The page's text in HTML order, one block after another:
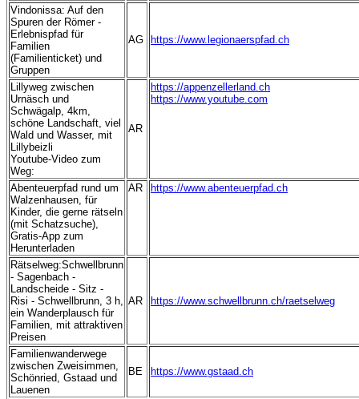
Vindonissa: Auf den
Spuren der Römer -
Erlebnispfad für
Familien
(Familienticket) und
Gruppen
AG https://www.legionaerspfad.ch
Lillyweg zwischen
Urnäsch und
Schwägalp, 4km,
schöne Landschaft, viel
Wald und Wasser, mit
Lillybeizli
Youtube-Video zum
Weg:
AR
https://appenzellerland.ch
https://www.youtube.com
Abenteuerpfad rund um
Walzenhausen, für
Kinder, die gerne rätseln
(mit Schatzsuche),
Gratis-App zum
Herunterladen
AR https://www.abenteuerpfad.ch
Rätselweg:Schwellbrunn
- Sagenbach -
Landscheide - Sitz -
Risi - Schwellbrunn, 3 h,
ein Wanderplausch für
Familien, mit attraktiven
Preisen
AR https://www.schwellbrunn.ch/raetselweg
Familienwanderwege
zwischen Zweisimmen,
Schönried, Gstaad und
Lauenen
BE https://www.gstaad.ch